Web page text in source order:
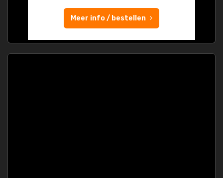
Meer info / bestellen